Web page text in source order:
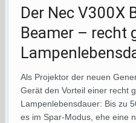
Der Nec V300X
Beamer – recht
Als Projektor der neuen
Gerät den Vorteil einer recht
Lampenlebensdauer: Bis zu
es im Spar-Modus, ehe eine